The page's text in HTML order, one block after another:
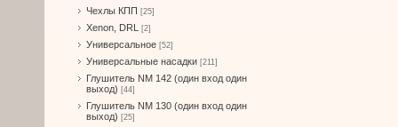
Чехлы КПП [25]
Xenon, DRL [2]
Универсальное [52]
Универсальные насадки [211]
Глушитель NM 142 (один вход один
выход) [44]
Глушитель NM 130 (один вход один
выход) [25]